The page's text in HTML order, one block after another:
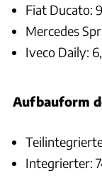
Fiat Ducato:
Mercedes
Iveco Daily:
Aufbauform
Integrierter: